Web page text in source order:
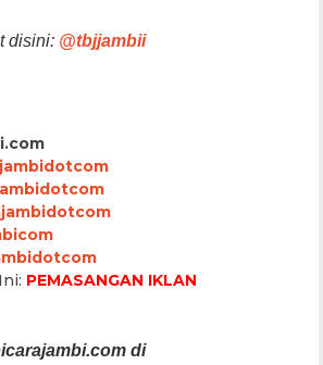
disini: @tbjjambii
PEMASANGAN IKLAN
di